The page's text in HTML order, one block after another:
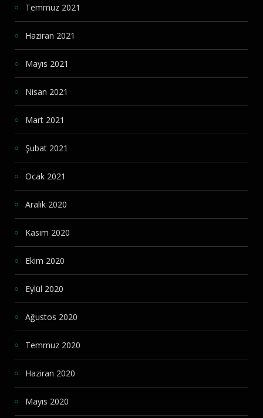
Temmuz 2021
Haziran 2021
Mayıs 2021
Nisan 2021
Mart 2021
Şubat 2021
Ocak 2021
Aralık 2020
Kasım 2020
Ekim 2020
Eylül 2020
Ağustos 2020
Temmuz 2020
Haziran 2020
Mayıs 2020